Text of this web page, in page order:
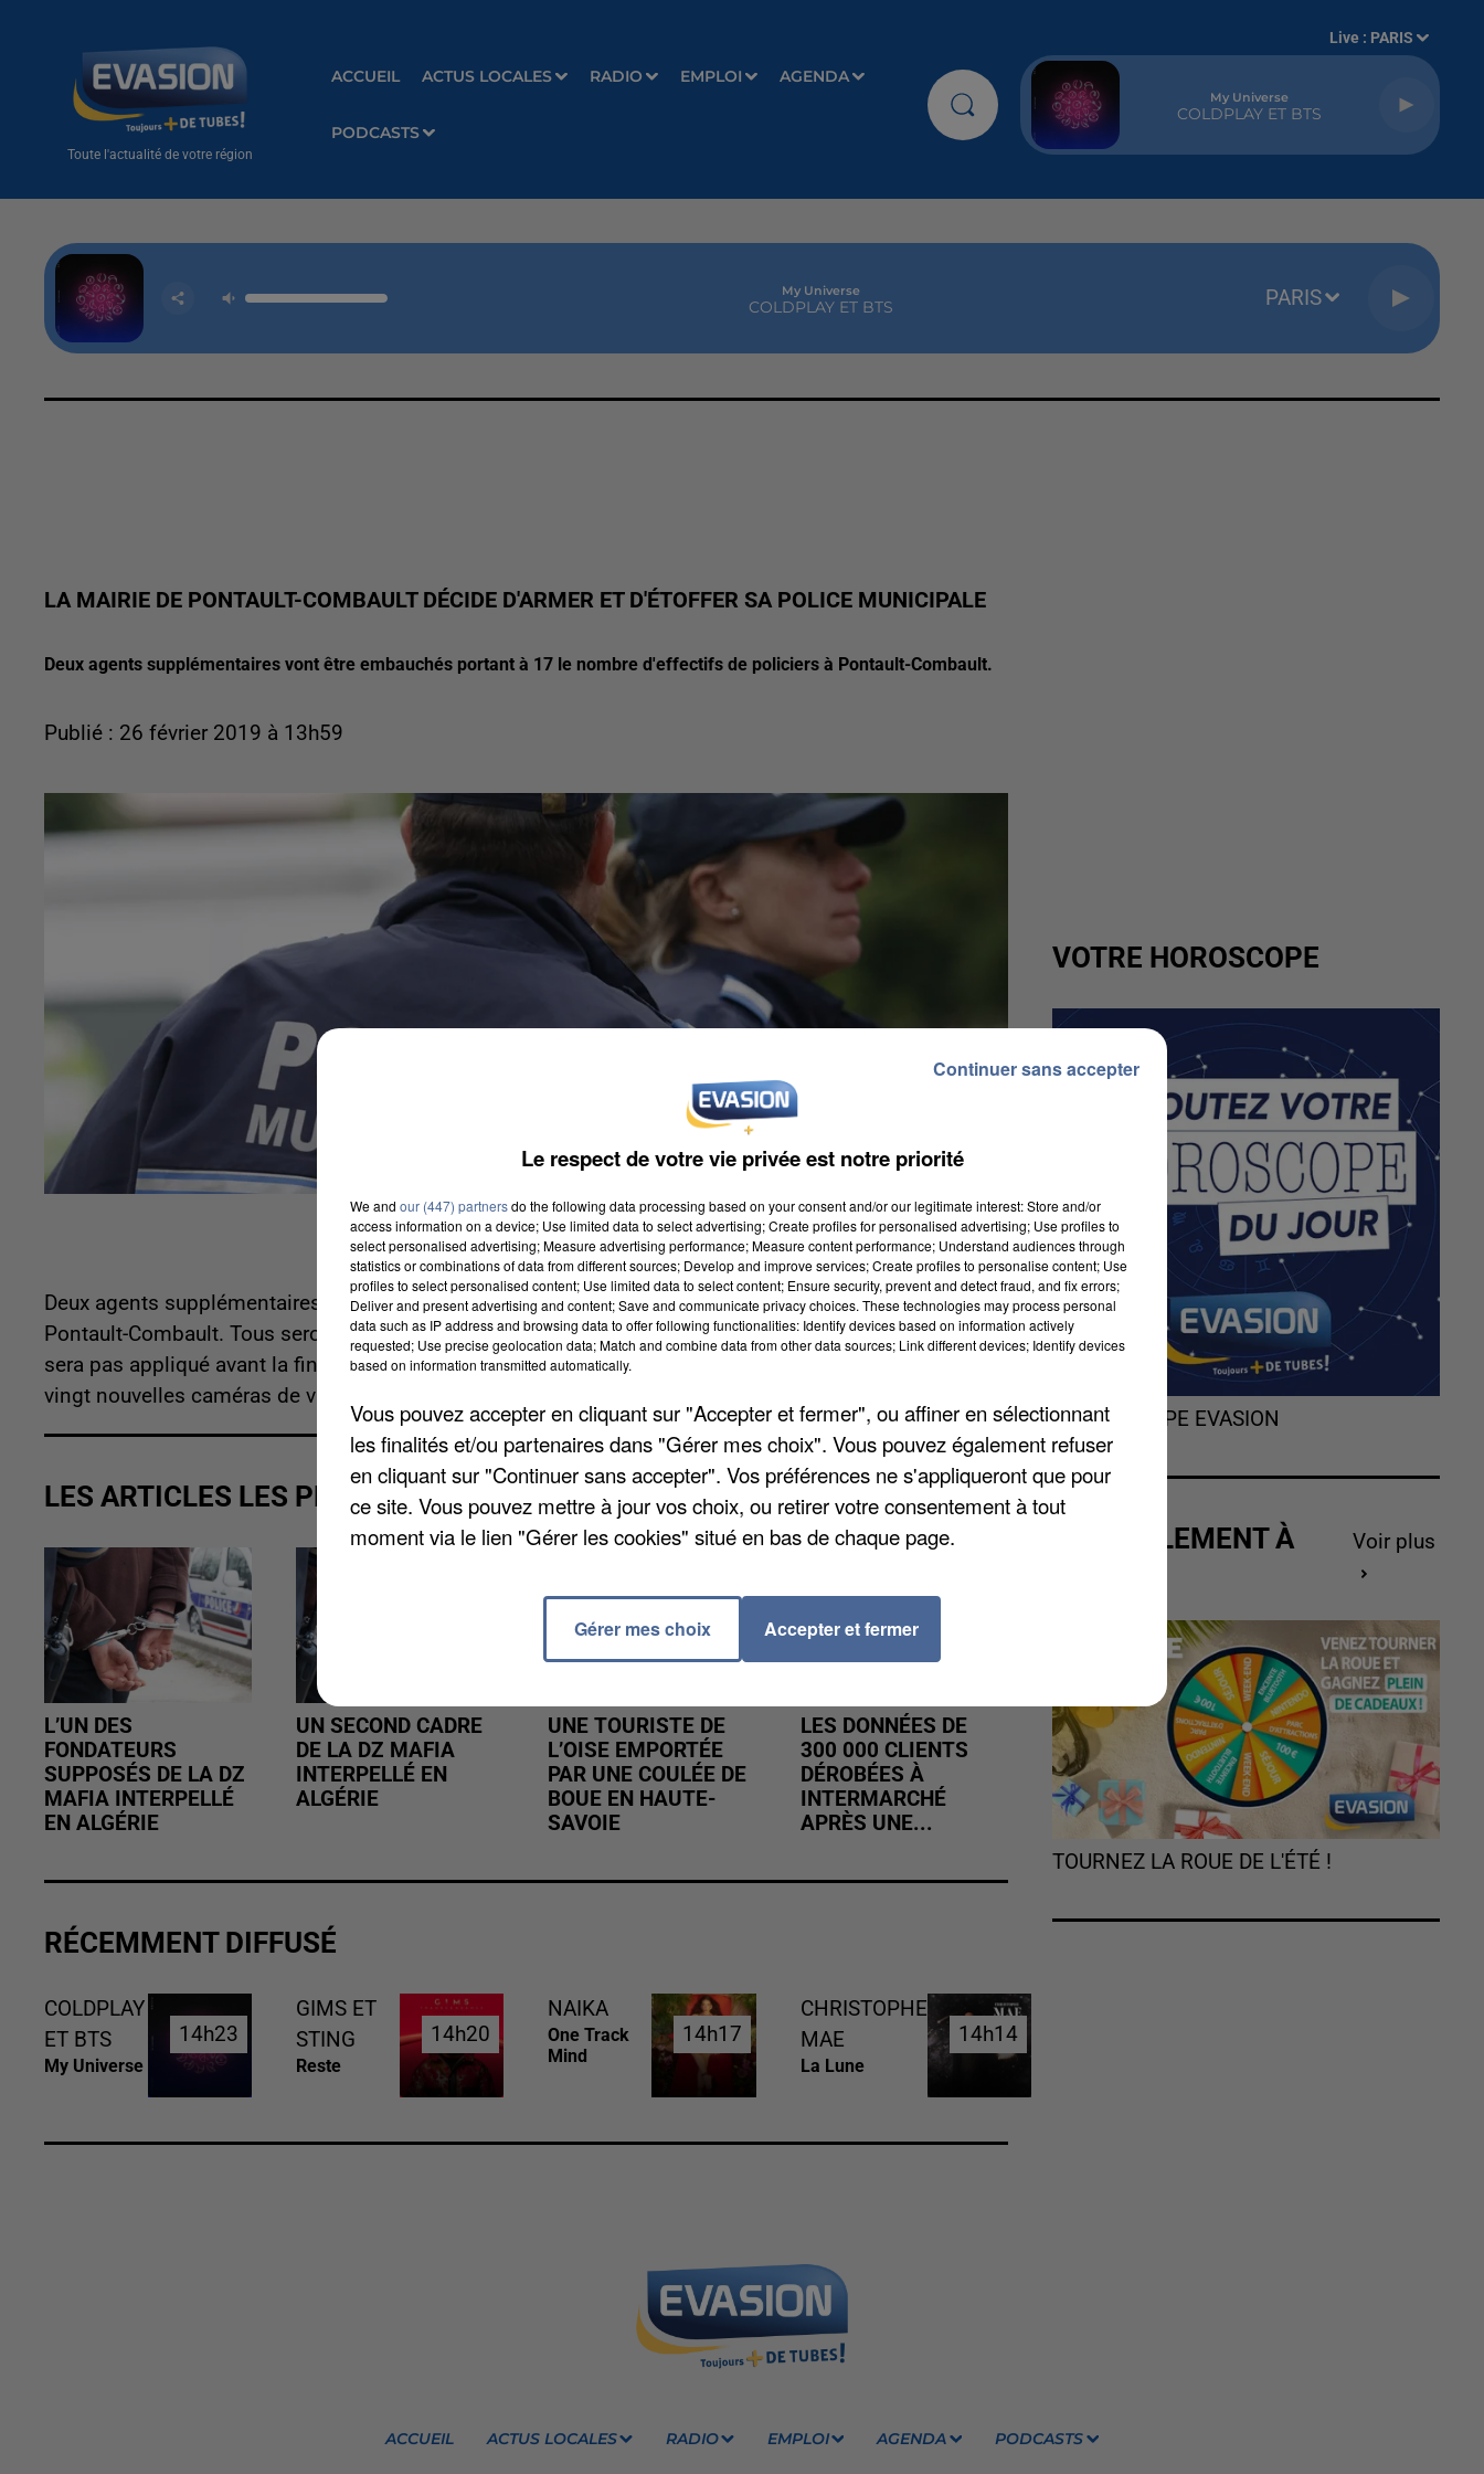
Toute l'actualité de votre région
ACCUEIL ACTUS LOCALES RADIO EMPLOI AGENDA
PODCASTS
Live : PARIS
My Universe
COLDPLAY ET BTS
My Universe
COLDPLAY ET BTS PARIS
LA MAIRIE DE PONTAULT-COMBAULT DÉCIDE D'ARMER ET D'ÉTOFFER SA POLICE MUNICIPALE
Deux agents supplémentaires vont être embauchés portant à 17 le nombre d'effectifs de policiers à Pontault-Combault.
Publié : 26 février 2019 à 13h59
Deux agents supplémentaires vont être embauchés portant à 17 le nombre d'effectifs de policiers à
Pontault-Combault. Tous seront équipés d'une arme de poing, préciseLe Parisien. Un armement qui ne
sera pas appliqué avant la fin d'année 2019, le temps de formé les policiers. A noter également que
vingt nouvelles caméras de vidéo-protection viendront compléter le dispositif actuel.
LES ARTICLES LES PLUS VUS
L’UN DES
FONDATEURS
SUPPOSÉS DE LA DZ
MAFIA INTERPELLÉ
EN ALGÉRIE
UN SECOND CADRE
DE LA DZ MAFIA
INTERPELLÉ EN
ALGÉRIE
UNE TOURISTE DE
L’OISE EMPORTÉE
PAR UNE COULÉE DE
BOUE EN HAUTE-
SAVOIE
LES DONNÉES DE
300 000 CLIENTS
DÉROBÉES À
INTERMARCHÉ
APRÈS UNE...
RÉCEMMENT DIFFUSÉ
COLDPLAY
ET BTS
My Universe
14h23
14h23
GIMS ET
STING
Reste
14h20
14h20
NAIKA
One Track
Mind
14h17
14h17
CHRISTOPHE
MAE
La Lune
14h14
14h14
VOTRE HOROSCOPE
L'HOROSCOPE EVASION
ACTUELLEMENT À
Voir plus
TOURNEZ LA ROUE DE L'ÉTÉ !
ACCUEIL ACTUS LOCALES RADIO EMPLOI AGENDA PODCASTS
Le respect de votre vie privée est notre priorité
We and our (447) partnersdo the following data processing based on your consent and/or our legitimate interest: Store and/or
access information on a device; Use limited data to select advertising; Create profiles for personalised advertising; Use profiles to
select personalised advertising; Measure advertising performance; Measure content performance; Understand audiences through
statistics or combinations of data from different sources; Develop and improve services; Create profiles to personalise content; Use
profiles to select personalised content; Use limited data to select content; Ensure security, prevent and detect fraud, and fix errors;
Deliver and present advertising and content; Save and communicate privacy choices. These technologies may process personal
data such as IP address and browsing data to offer following functionalities: Identify devices based on information actively
requested; Use precise geolocation data; Match and combine data from other data sources; Link different devices; Identify devices
based on information transmitted automatically.
Vous pouvez accepter en cliquant sur "Accepter et fermer", ou affiner en sélectionnant
les finalités et/ou partenaires dans "Gérer mes choix". Vous pouvez également refuser
en cliquant sur "Continuer sans accepter". Vos préférences ne s'appliqueront que pour
ce site. Vous pouvez mettre à jour vos choix, ou retirer votre consentement à tout
moment via le lien "Gérer les cookies" situé en bas de chaque page.
Gérer mes choix Accepter et fermer
Continuer sans accepter